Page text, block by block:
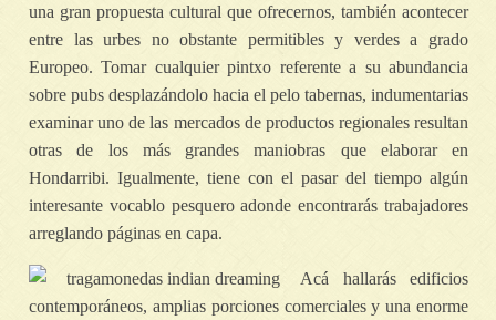
una gran propuesta cultural que ofrecernos, también acontecer
entre las urbes no obstante permitibles y verdes a grado
Europeo. Tomar cualquier pintxo referente a su abundancia
sobre pubs desplazándolo hacia el pelo tabernas, indumentarias
examinar uno de las mercados de productos regionales resultan
otras de los más grandes maniobras que elaborar en
Hondarribi. Igualmente, tiene con el pasar del tiempo algún
interesante vocablo pesquero adonde encontrarás trabajadores
arreglando páginas en capa.
Acá hallarás edificios
contemporáneos, amplias porciones comerciales y una enorme